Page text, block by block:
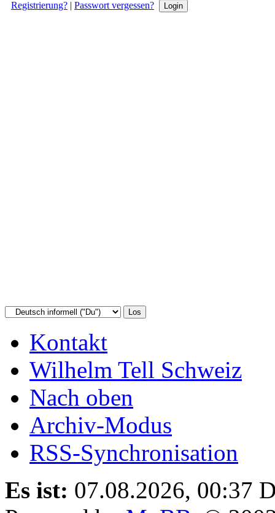
Registrierung? | Passwort vergessen?
Kontakt
Wilhelm Tell Schweiz
Nach oben
Archiv-Modus
RSS-Synchronisation
Es ist: 07.08.2026, 00:37